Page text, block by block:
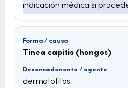
indicación médica si
Tinea capitis (hongos)
dermatofitos